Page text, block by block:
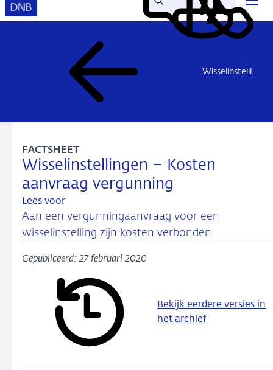
Zoek Lees
voor
Mijn
DNB
Contact
Wisselinstellingen – Overzicht markttoegang
Wisselinstellingen – Kosten
aanvraag vergunning
FACTSHEET
Lees voor
Aan een vergunningaanvraag voor een
wisselinstelling zijn kosten verbonden.
Gepubliceerd: 27 februari 2020
Bekijk eerdere versies in
het archief